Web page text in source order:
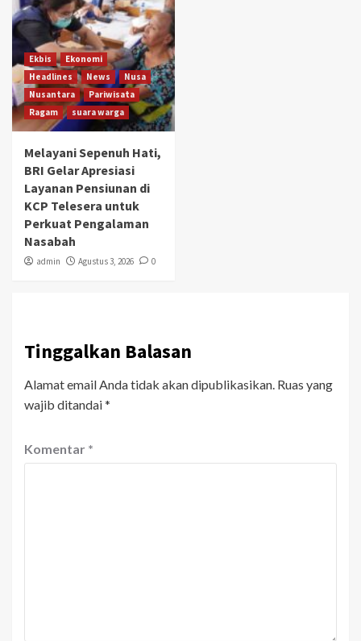
Ekbis
Ekonomi
Headlines
News
Nusa
Nusantara
Pariwisata
Ragam
suara warga
Melayani Sepenuh Hati,
BRI Gelar Apresiasi
Layanan Pensiunan di
KCP Telesera untuk
Perkuat Pengalaman
Nasabah
admin Agustus 3, 2026 0
Tinggalkan Balasan
Alamat email Anda tidak akan dipublikasikan. Ruas yang
wajib ditandai*
Komentar *